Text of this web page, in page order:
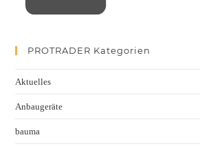
PROTRADER Kategorien
Aktuelles
Anbaugeräte
bauma